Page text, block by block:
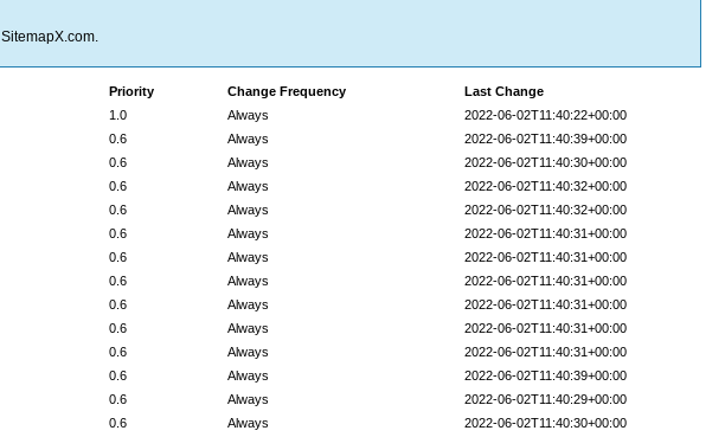
SitemapX.com.
Last Change
Change Frequency
Priority
2022-06-02T11:40:22+00:00
Always
1.0
2022-06-02T11:40:39+00:00
Always
0.6
2022-06-02T11:40:30+00:00
Always
0.6
2022-06-02T11:40:32+00:00
Always
0.6
2022-06-02T11:40:32+00:00
Always
0.6
2022-06-02T11:40:31+00:00
Always
0.6
2022-06-02T11:40:31+00:00
Always
0.6
2022-06-02T11:40:31+00:00
Always
0.6
2022-06-02T11:40:31+00:00
Always
0.6
2022-06-02T11:40:31+00:00
Always
0.6
2022-06-02T11:40:31+00:00
Always
0.6
2022-06-02T11:40:39+00:00
Always
0.6
2022-06-02T11:40:29+00:00
Always
0.6
2022-06-02T11:40:30+00:00
Always
0.6